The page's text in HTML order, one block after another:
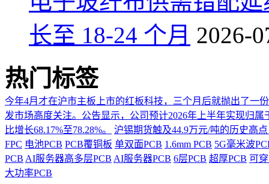
长至 18-24 个月 2026-
热门标签
今年4月才在沪市主板上市的红板科技，三个月后就抛出了一
发市场高度关注。公告显示，公司预计2026年上半年实现归
比增长68.17%至78.28%。
沪锡期货触及44.9万元/吨的历史高
FPC 电池PCB PCB覆铜板 单双面PCB 1.6mm PCB 5G毫米波
PCB AI服务器高多层PCB AI服务器PCB 6层PCB 超厚PCB 可
大功率PCB